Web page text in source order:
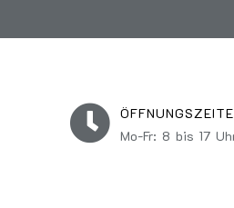
Mo-Fr: 8 bis 17